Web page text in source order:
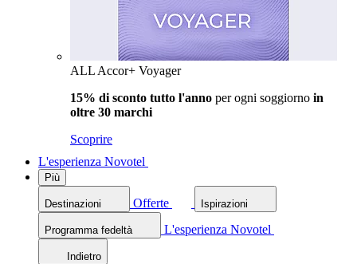
ALL Accor+ Voyager
15% di sconto tutto l'anno per ogni soggiorno in
oltre 30 marchi
Scoprire
L'esperienza Novotel
Più
Destinazioni Offerte Ispirazioni
Programma fedeltà L'esperienza Novotel
Indietro